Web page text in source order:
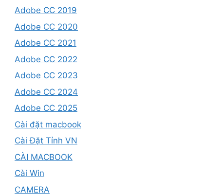
Adobe CC 2019
Adobe CC 2020
Adobe CC 2021
Adobe CC 2022
Adobe CC 2023
Adobe CC 2024
Adobe CC 2025
Cài đặt macbook
Cài Đặt Tỉnh VN
CÀI MACBOOK
Cài Win
CAMERA